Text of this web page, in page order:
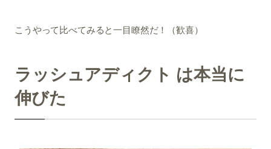
こうやって比べてみると一目瞭然だ！（歓喜）
ラッシュアディクト は本当に
伸びた